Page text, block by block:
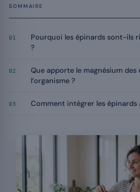
SOMMAIRE
01
Pourquoi les épinards sont-ils
?
02
Que apporte le magnésium des
l’organisme ?
03 Comment intégrer les épinards